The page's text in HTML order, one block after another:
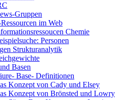
Gruppen
im Web
Chemie
Personen
Strukturanalytik
Basen
Base- Definitionen
Konzept von Cady und Elsey
Konzept von Brönsted und Lowry